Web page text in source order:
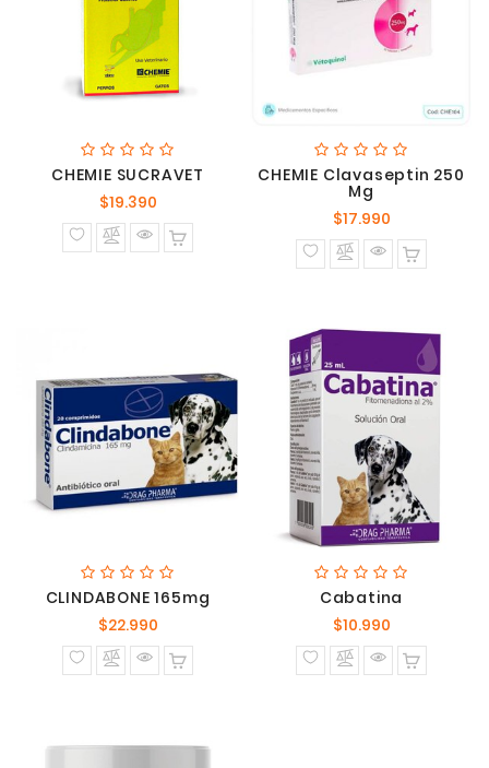
CHEMIE SUCRAVET
$19.390Precio
normal
CHEMIE Clavaseptin 250
Mg
$17.990Precio
normal
CLINDABONE 165mg
$22.990Precio
normal
Cabatina
$10.990Precio
normal